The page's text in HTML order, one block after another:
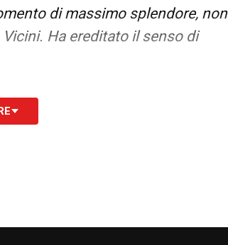
di massimo splendore, non
Ha ereditato il senso di